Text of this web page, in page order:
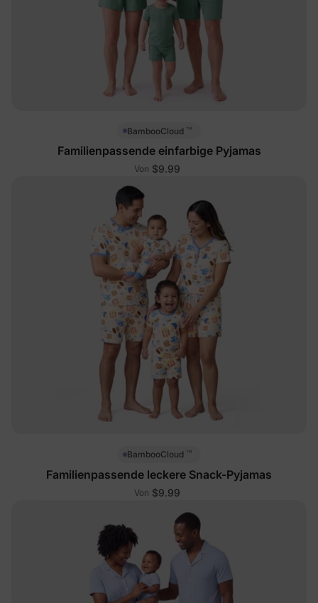
BambooCloud ™
Familienpassende einfarbige Pyjamas
Von $9.99
BambooCloud ™
Familienpassende leckere Snack-Pyjamas
Von $9.99